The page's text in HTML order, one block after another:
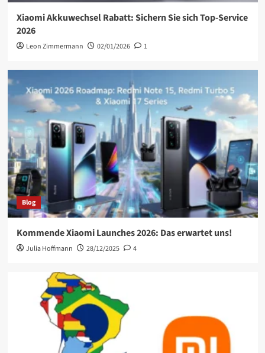
Xiaomi Akkuwechsel Rabatt: Sichern Sie sich Top-Service
2026
Leon Zimmermann 02/01/2026 1
Blog
Kommende Xiaomi Launches 2026: Das erwartet uns!
Julia Hoffmann 28/12/2025 4